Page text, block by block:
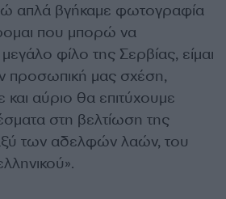
απλά βγήκαμε φωτογραφία
που μπορώ να
φίλο της Σερβίας, είμαι
προσωπική μας σχέση,
αύριο θα επιτύχουμε
στη βελτίωση της
των αδελφών λαών, του